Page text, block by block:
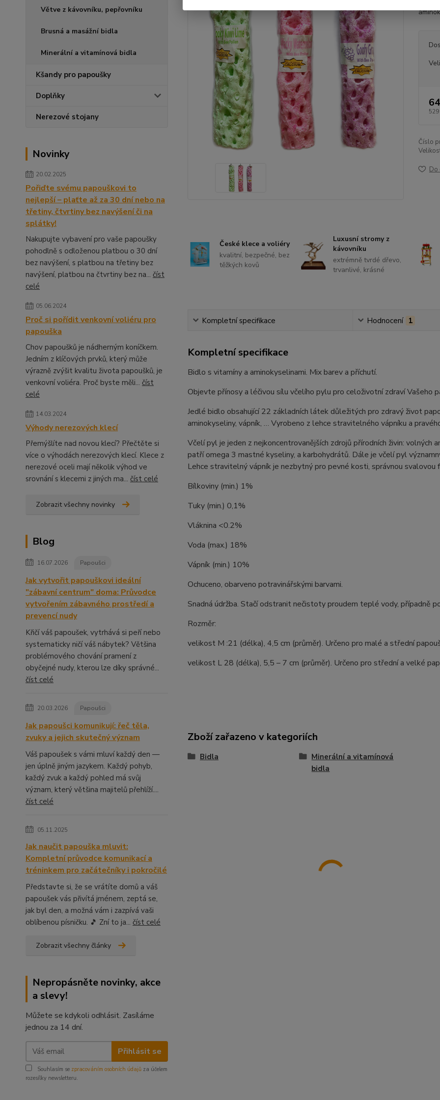
Větve z kávovníku, pepřovníku
Brusná a masážní bidla
Minerální a vitamínová bidla
Kšandy pro papoušky
Doplňky
Nerezové stojany
Novinky
20.02.2025
Pořiďte svému papouškovi to
nejlepší – plaťte až za 30 dní nebo na
třetiny, čtvrtiny bez navýšení či na
splátky!
Nakupujte vybavení pro vaše papoušky
pohodlně s odloženou platbou o 30 dní
bez navýšení, s platbou na třetiny bez
navýšení, platbou na čtvrtiny bez na... číst
celé
05.06.2024
Proč si pořídit venkovní voliéru pro
papouška
Chov papoušků je nádherným koníčkem.
Jedním z klíčových prvků, který může
výrazně zvýšit kvalitu života papoušků, je
venkovní voliéra. Proč byste měli... číst
celé
14.03.2024
Výhody nerezových klecí
Přemýšlíte nad novou klecí? Přečtěte si
více o výhodách nerezových klecí. Klece z
nerezové oceli mají několik výhod ve
srovnání s klecemi z jiných ma... číst celé
Zobrazit všechny novinky
Blog
16.07.2026 Papoušci
Jak vytvořit papouškovi ideální
"zábavní centrum" doma: Průvodce
vytvořením zábavného prostředí a
prevencí nudy
Křičí váš papoušek, vytrhává si peří nebo
systematicky ničí váš nábytek? Většina
problémového chování pramení z
obyčejné nudy, kterou lze díky správné...
číst celé
20.03.2026 Papoušci
Jak papoušci komunikují: řeč těla,
zvuky a jejich skutečný význam
Váš papoušek s vámi mluví každý den —
jen úplně jiným jazykem. Každý pohyb,
každý zvuk a každý pohled má svůj
význam, který většina majitelů přehlíží....
číst celé
05.11.2025
Jak naučit papouška mluvit:
Kompletní průvodce komunikací a
tréninkem pro začátečníky i pokročilé
Představte si, že se vrátíte domů a váš
papoušek vás přivítá jménem, zeptá se,
jak byl den, a možná vám i zazpívá vaši
oblíbenou písničku. 🎵 Zní to ja... číst celé
Zobrazit všechny články
Nepropásněte novinky, akce
a slevy!
Můžete se kdykoli odhlásit. Zasíláme
jednou za 14 dní.
Přihlásit se
Souhlasím se zpracováním osobních údajů za účelem
rozesílky newsletteru.
529
Číslo
Do
České klece a voliéry
kvalitní, bezpečné, bez
těžkých kovů
Luxusní stromy z
kávovníku
extrémně tvrdé dřevo,
trvanlivé, krásné
Kompletní specifikace Hodnocení 1
Kompletní specifikace
Bidlo s vitamíny a aminokyselinami. Mix barev a příchutí.
Objevte přínosy a léčivou sílu včelího pylu pro celoživotní zdraví Vašeho
Jedlé bidlo obsahující 22 základních látek důležitých pro zdravý život
aminokyseliny, vápník, … Vyrobeno z lehce stravitelného vápníku a
Včelí pyl je jeden z nejkoncentrovanějších zdrojů přírodních živin: volných
patří omega 3 mastné kyseliny, a karbohydrátů. Dále je včelí pyl
Lehce stravitelný vápník je nezbytný pro pevné kosti, správnou svalovou
Bílkoviny (min.) 1%
Tuky (min.) 0,1%
Vláknina <0.2%
Voda (max.) 18%
Vápník (min.) 10%
Ochuceno, obarveno potravinářskými barvami.
Snadná údržba. Stačí odstranit nečistoty proudem teplé vody, případně
Rozměr:
velikost M :21 (délka), 4,5 cm (průměr). Určeno pro malé a střední
velikost L 28 (délka), 5,5 – 7 cm (průměr). Určeno pro střední a velké
Zboží zařazeno v kategoriích
Bidla
Minerální a vitamínová
bidla